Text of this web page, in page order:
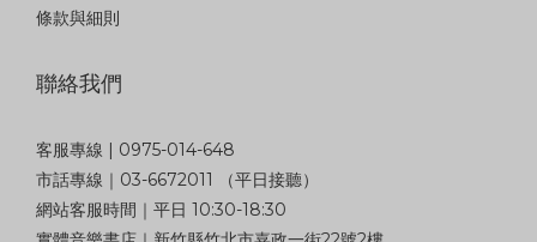
條款與細則
聯絡我們
客服專線 | 0975-014-648
市話專線｜03-6672011 （平日接聽）
網站客服時間｜平日 10:30-18:30